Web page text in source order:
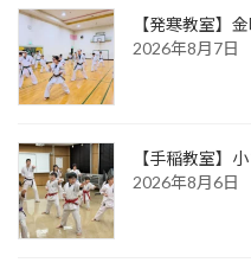
【発寒教室】
2026年8月7日
【手稲教室】
2026年8月6日